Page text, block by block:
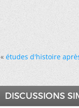
« études d'histoire
DISCUSSIONS